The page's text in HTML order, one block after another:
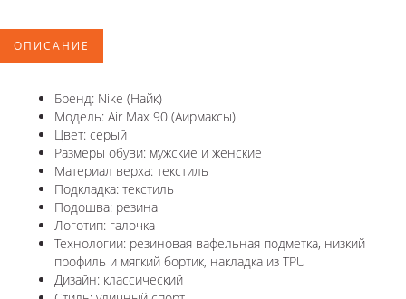
ОПИСАНИЕ
Бренд: Nike (Найк)
Модель: Air Max 90 (Аирмаксы)
Цвет: серый
Размеры обуви: мужские и женские
Материал верха: текстиль
Подкладка: текстиль
Подошва: резина
Логотип: галочка
Технологии: резиновая вафельная подметка, низкий
профиль и мягкий бортик, накладка из TPU
Дизайн: классический